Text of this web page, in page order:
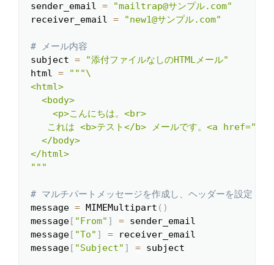
sender_email =
"mailtrap@サンプル.com"
receiver_email = "new1@サンプル.com"
# メール内容
subject =
"添付ファイルなしのHTMLメール"
html =
"""\
<html>
  <body>
    <p>こんにちは。<br>
これは <b>テスト</b> メールです。<a
  </body>
</html>
"""
# マルチパートメッセージを作成し、ヘッダーを設定
message = MIMEMultipart ( )
message[ "From" ] = sender_email
message[ "To" ] = receiver_email
message[ "Subject" ] = subject